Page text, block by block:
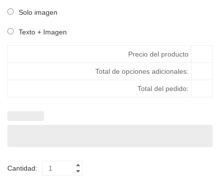
Solo imagen
Texto + Imagen
Precio del producto
Total de opciones adicionales:
Total del pedido:
Cantidad: